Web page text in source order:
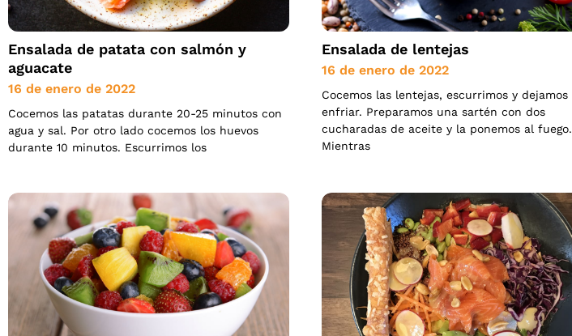
Ensalada de patata con salmón y
aguacate
16 de enero de 2022
Cocemos las patatas durante 20-25 minutos con
agua y sal. Por otro lado cocemos los huevos
durante 10 minutos. Escurrimos los
Ensalada de lentejas
16 de enero de 2022
Cocemos las lentejas, escurrimos y dejamos
enfriar. Preparamos una sartén con dos
cucharadas de aceite y la ponemos al fuego.
Mientras